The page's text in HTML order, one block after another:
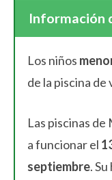
Información
Los niños
de la piscina de
Las piscinas
a funcionar el
septiembre.